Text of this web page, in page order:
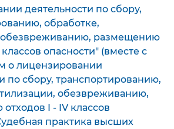
деятельности по сбору,
обработке,
обезвреживанию, размещению
опасности" (вместе с
о лицензировании
по сбору, транспортированию,
обезвреживанию,
I - IV классов
практика высших